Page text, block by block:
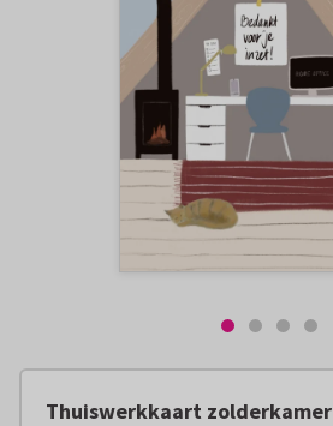
Thuiswerkkaart zolderkamer